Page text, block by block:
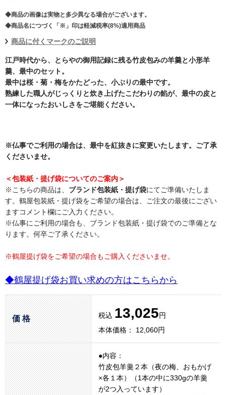
◆商品の画像は実物と多少異なる場合がございます。
◆商品名につづく「※」印は軽減税率(8%)適用商品
商品に付くマークのご説明
江戸時代から、とらやの御用記録に残る竹皮包みの羊羹と小形羊
羹、最中のセット。
最中は桜・菊・梅をかたどった、小ぶりの最中です。
熟練した職人がじっくりと炊き上げたこだわりの餡が、最中の皮と
一体になったおいしさをご堪能ください。
※仏事でご利用の場合は、最中を紅抜きに変更いたします。ご了承
くださいませ。
＜包装紙・提げ袋についてのご案内＞
※こちらの商品は、 ブランド包装紙・提げ袋にてご準備いたしま
す。鶴屋包装紙・提げ袋をご希望の場合は、ご注文の最後にござい
ますコメント欄にご入力ください。
※仏事にご利用の場合も、ブランド包装紙・提げ袋でのご準備とな
ります。何卒ご了承ください。
※鶴屋提げ袋をご希望の場合もご購入くださいませ。
◆鶴屋提げ袋お買い求めの方はこちらから
価 格 税込 13,025円
本体価格： 12,060円
●内容：
竹皮包羊羹２本（夜の梅、おもかげ
×各１本）（1本の中に330gの羊羹
が2つ入っています）